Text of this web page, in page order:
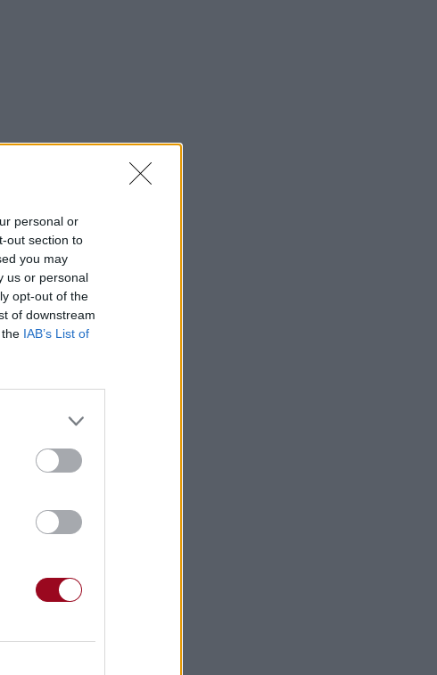
personal or
out section to
you may
us or personal
opt-out of the
of downstream
IAB’s List of